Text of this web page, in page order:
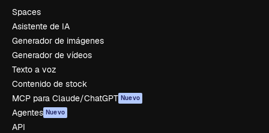
Spaces
Asistente de IA
Generador de imágenes
Generador de vídeos
Texto a voz
Contenido de stock
MCP para Claude/ChatGPT Nuevo
Agentes Nuevo
API